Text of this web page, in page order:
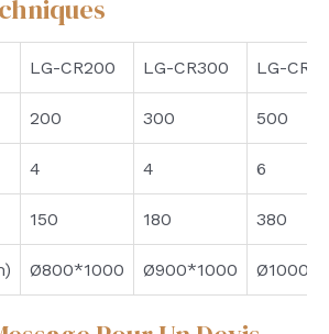
LG-CR200 LG-CR300 LG-
200 300 500
4 4 6
150 180 380
Ø800*1000 Ø900*1000